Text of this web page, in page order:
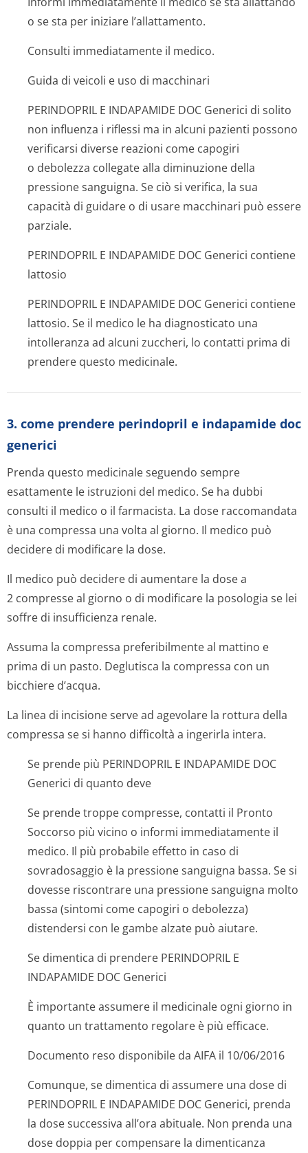
o se sta per iniziare l’allattamento.
Consulti immediatamente il medico.
Guida di veicoli e uso di macchinari
PERINDOPRIL E INDAPAMIDE DOC Generici di solito
non influenza i riflessi ma in alcuni pazienti possono
verificarsi diverse reazioni come capogiri
o debolezza collegate alla diminuzione della
pressione sanguigna. Se ciò si verifica, la sua
capacità di guidare o di usare macchinari può essere
parziale.
PERINDOPRIL E INDAPAMIDE DOC Generici contiene
lattosio
PERINDOPRIL E INDAPAMIDE DOC Generici contiene
lattosio. Se il medico le ha diagnosticato una
intolleranza ad alcuni zuccheri, lo contatti prima di
prendere questo medicinale.
3. come prendere perindopril e indapamide doc
generici
Prenda questo medicinale seguendo sempre
esattamente le istruzioni del medico. Se ha dubbi
consulti il medico o il farmacista. La dose raccomandata
è una compressa una volta al giorno. Il medico può
decidere di modificare la dose.
Il medico può decidere di aumentare la dose a
2 compresse al giorno o di modificare la posologia se lei
soffre di insufficienza renale.
Assuma la compressa preferibilmente al mattino e
prima di un pasto. Deglutisca la compressa con un
bicchiere d’acqua.
La linea di incisione serve ad agevolare la rottura della
compressa se si hanno difficoltà a ingerirla intera.
Se prende più PERINDOPRIL E INDAPAMIDE DOC
Generici di quanto deve
Se prende troppe compresse, contatti il Pronto
Soccorso più vicino o informi immediatamente il
medico. Il più probabile effetto in caso di
sovradosaggio è la pressione sanguigna bassa. Se si
dovesse riscontrare una pressione sanguigna molto
bassa (sintomi come capogiri o debolezza)
distendersi con le gambe alzate può aiutare.
Se dimentica di prendere PERINDOPRIL E
INDAPAMIDE DOC Generici
È importante assumere il medicinale ogni giorno in
quanto un trattamento regolare è più efficace.
Documento reso disponibile da AIFA il 10/06/2016
Comunque, se dimentica di assumere una dose di
PERINDOPRIL E INDAPAMIDE DOC Generici, prenda
la dose successiva all’ora abituale. Non prenda una
dose doppia per compensare la dimenticanza